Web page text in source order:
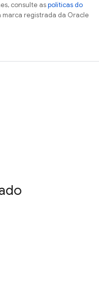
consulte aspolíticas do
marca registrada da Oracle